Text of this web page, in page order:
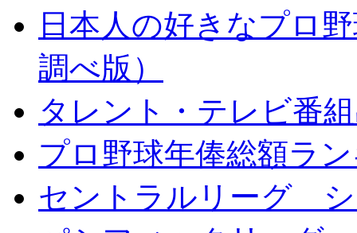
日本人の好きなプロ
調べ版）
タレント・テレビ番
プロ野球年俸総額ラ
セントラルリーグ